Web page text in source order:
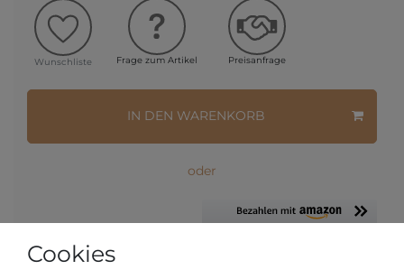
Wunschliste Frage zum Artikel Preisanfrage
IN DEN WARENKORB
oder
Cookies